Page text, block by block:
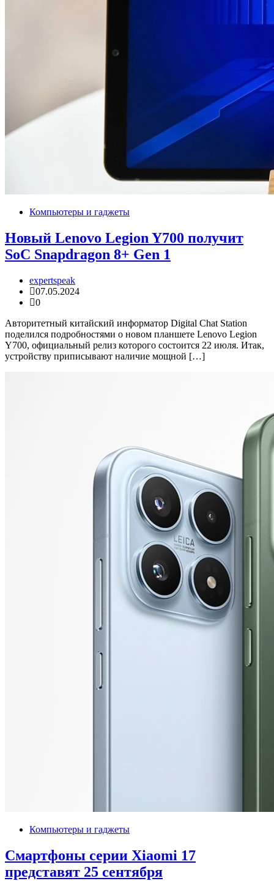
Компьютеры и гаджеты
Новый Lenovo Legion Y700 получит
SoC Snapdragon 8+ Gen 1
expertspeak
07.05.2024
0
Авторитетный китайский информатор Digital Chat Station
поделился подробностями о новом планшете Lenovo Legion
Y700, официальный релиз которого состоится 22 июля. Итак,
устройству приписывают наличие мощной […]
Компьютеры и гаджеты
Смартфоны серии Xiaomi 17
представят 25 сентября